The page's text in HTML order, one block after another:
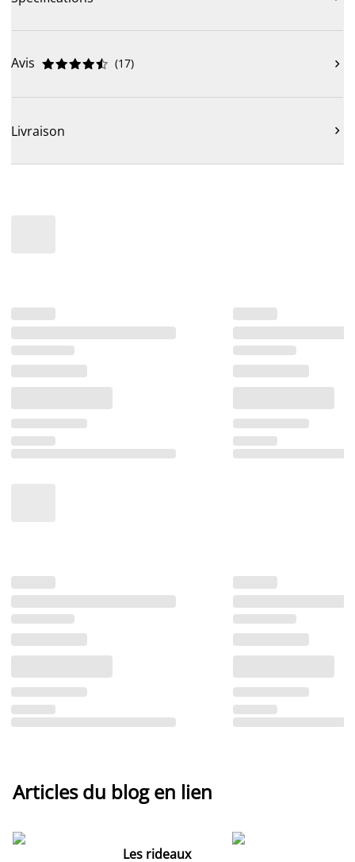
Avis 




 (17) 
Livraison 
Articles du blog en lien
Les rideaux